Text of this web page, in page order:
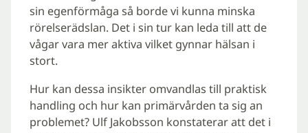
sin egenförmåga så borde vi kunna minska
rörelserädslan. Det i sin tur kan leda till att de
vågar vara mer aktiva vilket gynnar hälsan i
stort.
Hur kan dessa insikter omvandlas till praktisk
handling och hur kan primärvården ta sig an
problemet? Ulf Jakobsson konstaterar att det i